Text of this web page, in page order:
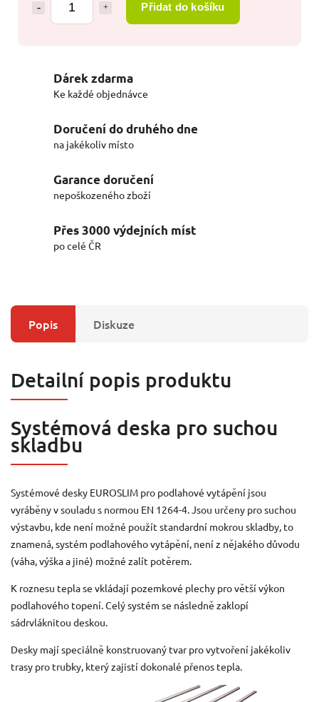
Přidat do košíku
Dárek zdarma
Ke každé objednávce
Doručení do druhého dne
na jakékoliv místo
Garance doručení
nepoškozeného zboží
Přes 3000 výdejních míst
po celé ČR
Popis Diskuze
Detailní popis produktu
Systémová deska pro suchou
skladbu
Systémové desky EUROSLIM pro podlahové vytápění jsou
vyráběny v souladu s normou EN 1264-4. Jsou určeny pro suchou
výstavbu, kde není možné použít standardní mokrou skladby, to
znamená, systém podlahového vytápění, není z nějakého důvodu
(váha, výška a jiné) možné zalít potěrem.
K roznesu tepla se vkládají pozemkové plechy pro větší výkon
podlahového topení. Celý systém se následně zaklopí
sádrvláknitou deskou.
Desky mají speciálně konstruovaný tvar pro vytvoření jakékoliv
trasy pro trubky, který zajistí dokonalé přenos tepla.